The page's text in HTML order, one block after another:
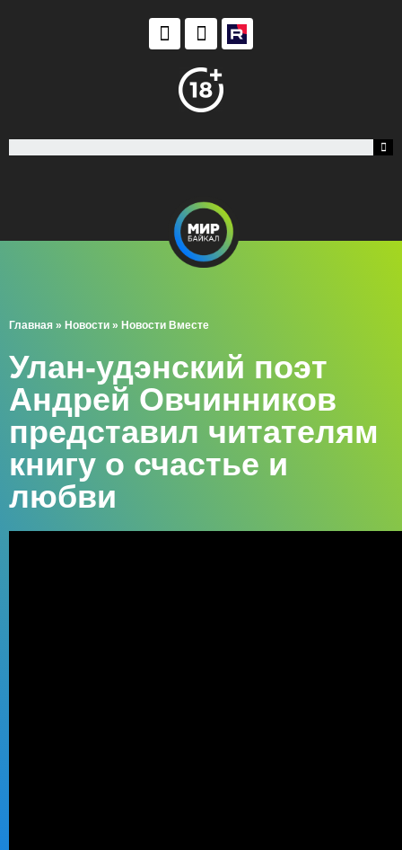
Главная » Новости » Новости Вместе
Улан-удэнский поэт
Андрей Овчинников
представил читателям
книгу о счастье и
любви